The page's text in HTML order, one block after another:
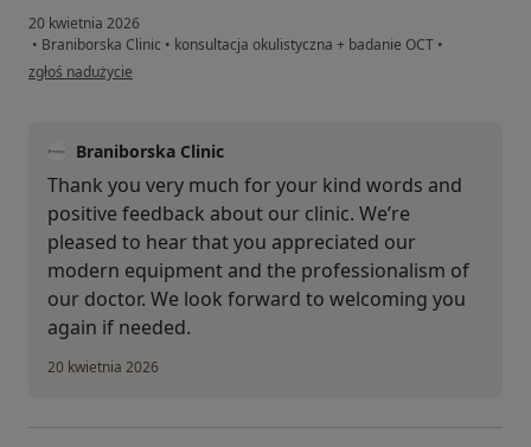
20 kwietnia 2026
• Braniborska Clinic • konsultacja okulistyczna + badanie OCT •
w opinii użytkownika JJ
zgłoś nadużycie
Braniborska Clinic
Thank you very much for your kind words and
positive feedback about our clinic. We’re
pleased to hear that you appreciated our
modern equipment and the professionalism of
our doctor. We look forward to welcoming you
again if needed.
20 kwietnia 2026